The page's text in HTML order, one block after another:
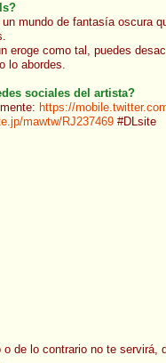
mundo de fantasía oscura
eroge como tal, puedes
lo abordes.
sociales del artista?
https://
mawtw/RJ237469 #DLsite
de lo contrario no te servirá,